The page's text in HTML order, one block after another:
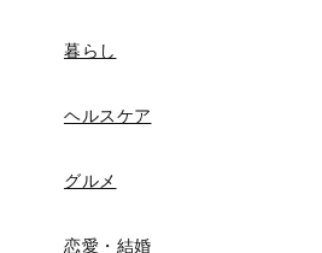
暮らし
ヘルスケア
グルメ
恋愛・結婚